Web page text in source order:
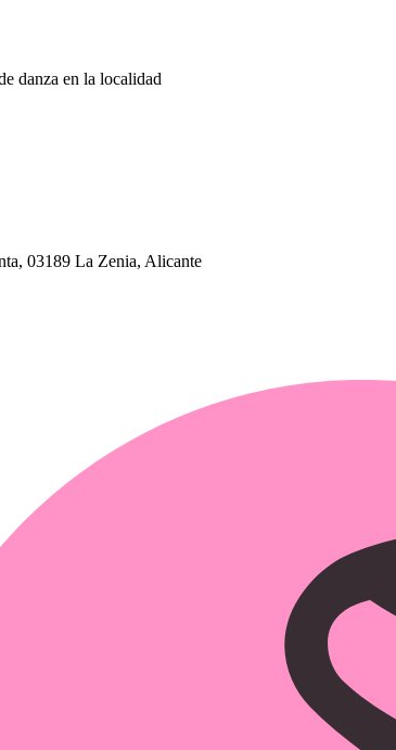
danza en la localidad
03189 La Zenia, Alicante